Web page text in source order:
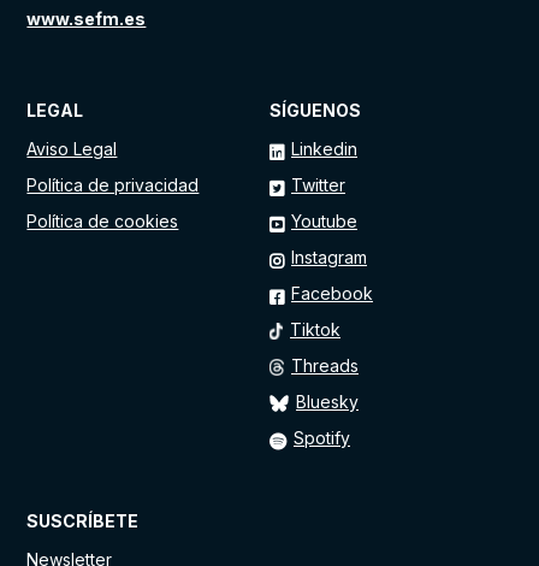
www.sefm.es
SUSCRÍBETE
Newsletter
SÍGUENOS
Linkedin
Twitter
Youtube
Instagram
Facebook
Tiktok
Threads
Bluesky
Spotify
LEGAL
Aviso Legal
Política de privacidad
Política de cookies